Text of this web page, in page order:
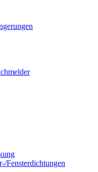
Fensterdichtungen